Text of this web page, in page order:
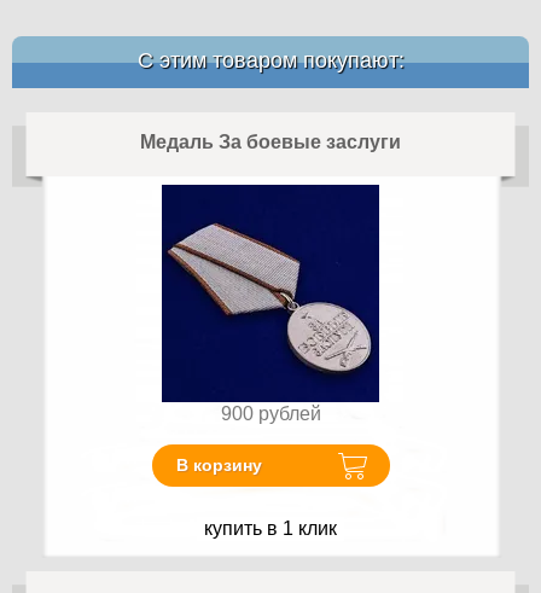
С этим товаром покупают:
Медаль За боевые заслуги
900 рублей
В корзину
купить в 1 клик